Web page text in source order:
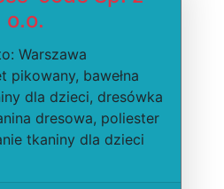
o.o.
Warszawa
pikowany, bawełna
dla dzieci, dresówka
dresowa, poliester
tkaniny dla dzieci